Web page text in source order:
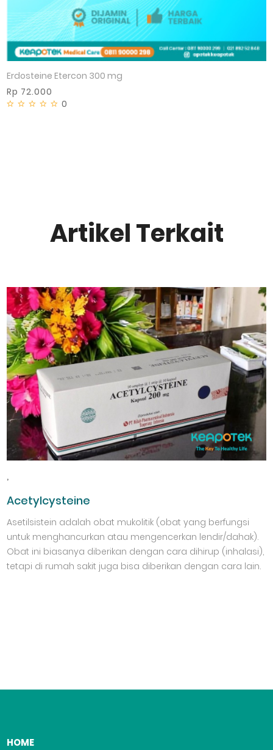
Erdosteine Etercon 300 mg
Rp 72.000
0
Artikel Terkait
,
Acetylcysteine
Asetilsistein adalah obat mukolitik (obat yang berfungsi
untuk menghancurkan atau mengencerkan lendir/dahak).
Obat ini biasanya diberikan dengan cara dihirup (inhalasi),
tetapi di rumah sakit juga bisa diberikan dengan cara lain.
HOME